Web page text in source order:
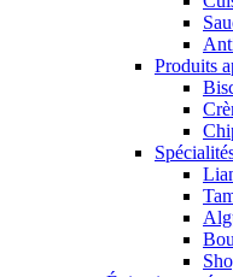
Produits